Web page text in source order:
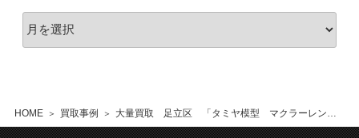
HOME 買取事例 大量買取 足立区 「タミヤ模型 マクラーレン ホンダ MP4/7」などのプラモデル